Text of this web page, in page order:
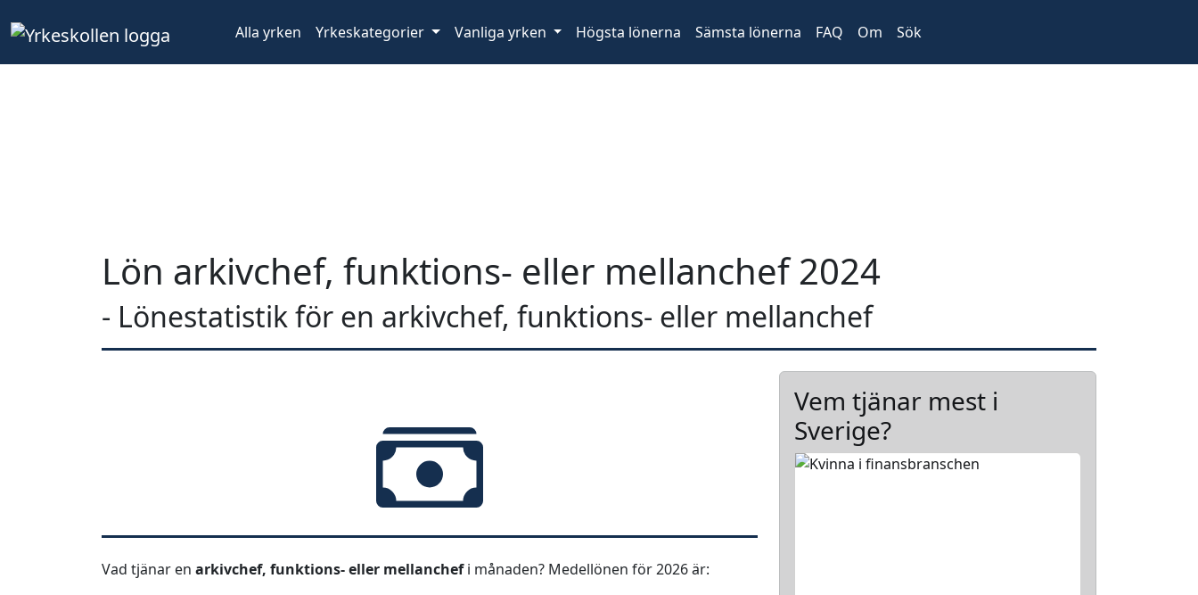
Alla yrken Yrkeskategorier Vanliga yrken Högsta lönerna Sämsta lönerna FAQ Om Sök
Lön arkivchef, funktions- eller mellanchef 2024
- Lönestatistik för en arkivchef, funktions- eller mellanchef
Vad tjänar en arkivchef, funktions- eller mellanchefi månaden? Medellönen för 2026 är:
Vem tjänar mest i
Sverige?